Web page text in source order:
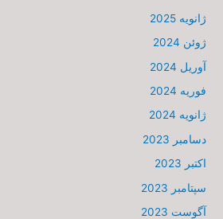
ژانویه 2025
ژوئن 2024
آوریل 2024
فوریه 2024
ژانویه 2024
دسامبر 2023
اکتبر 2023
سپتامبر 2023
آگوست 2023